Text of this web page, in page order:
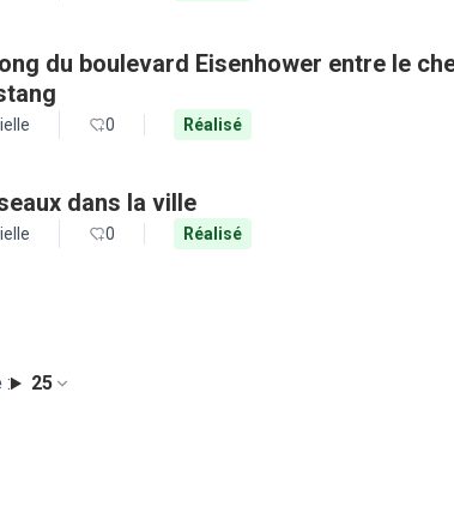
du boulevard Eisenhower entre le
0 Réalisé
dans la ville
0 Réalisé
: 25